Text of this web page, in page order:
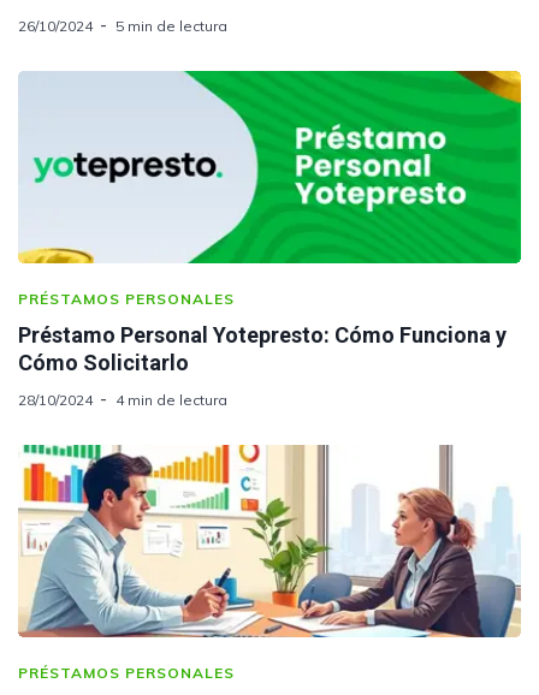
26/10/2024 5 min de lectura
PRÉSTAMOS PERSONALES
Préstamo Personal Yotepresto: Cómo Funciona y
Cómo Solicitarlo
28/10/2024 4 min de lectura
PRÉSTAMOS PERSONALES